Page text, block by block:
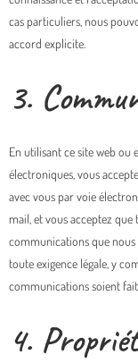
cas particuliers, nous
accord explicite.
3.
En utilisant ce site web ou
électroniques, vous
avec vous par voie
mail, et vous acceptez
communications que
toute exigence légale, y
communications soient
4.